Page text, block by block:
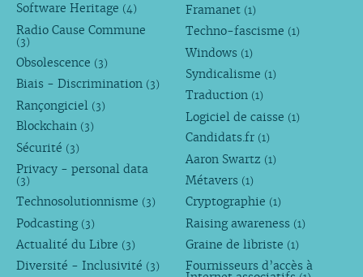
Software Heritage (4)
Radio Cause Commune
(3)
Obsolescence (3)
Biais - Discrimination (3)
Rançongiciel (3)
Blockchain (3)
Sécurité (3)
Privacy - personal data
(3)
Technosolutionnisme (3)
Podcasting (3)
Actualité du Libre (3)
Diversité - Inclusivité (3)
Framanet (1)
Techno-fascisme (1)
Windows (1)
Syndicalisme (1)
Traduction (1)
Logiciel de caisse (1)
Candidats.fr (1)
Aaron Swartz (1)
Métavers (1)
Cryptographie (1)
Raising awareness (1)
Graine de libriste (1)
Fournisseurs d’accès à